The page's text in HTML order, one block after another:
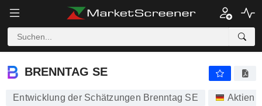
BRENNTAG SE
BRENNTAG SE
Entwicklung der Schätzungen Brenntag SE Aktien